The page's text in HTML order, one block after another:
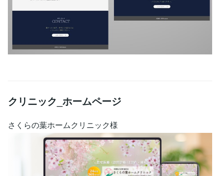
クリニック_ホームページ
さくらの葉ホームクリニック様